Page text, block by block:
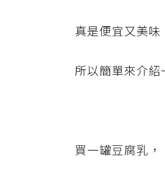
真是便宜又美味
所以簡單來介紹
買一罐豆腐乳，